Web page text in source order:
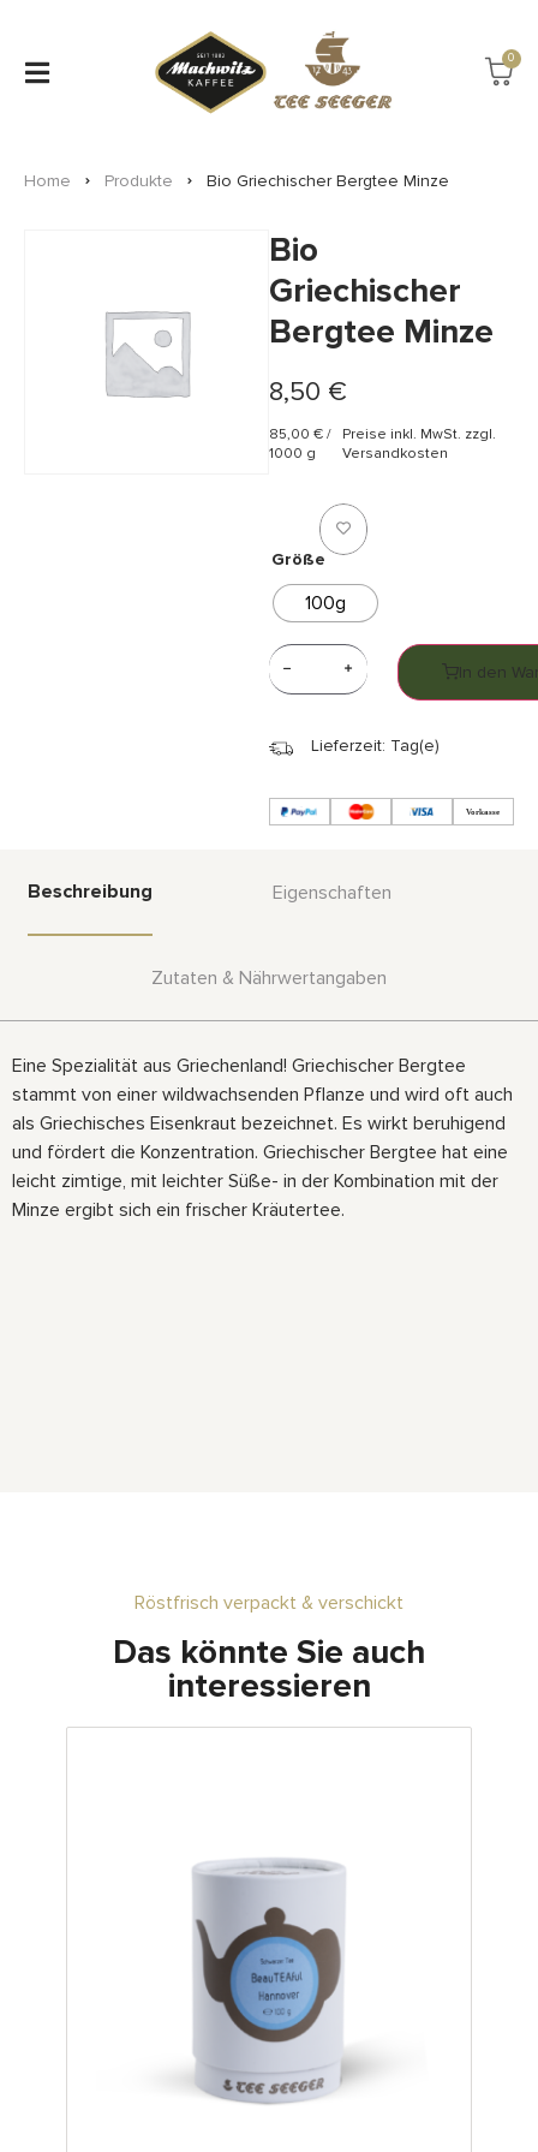
0
Home Produkte Bio Griechischer Bergtee Minze
Bio
Griechischer
Bergtee Minze
8,50 €
85,00 € /
1000 g
Preise inkl. MwSt. zzgl.
Versandkosten
Größe
100g
In den
Lieferzeit: Tag(e)
Beschreibung Eigenschaften
Zutaten & Nährwertangaben
Eine Spezialität aus Griechenland! Griechischer Bergtee
stammt von einer wildwachsenden Pflanze und wird oft auch
als Griechisches Eisenkraut bezeichnet. Es wirkt beruhigend
und fördert die Konzentration. Griechischer Bergtee hat eine
leicht zimtige, mit leichter Süße- in der Kombination mit der
Minze ergibt sich ein frischer Kräutertee.
Röstfrisch verpackt & verschickt
Das könnte Sie auch
interessieren